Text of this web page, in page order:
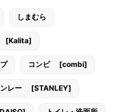
しまむら
[Kalita]
コンビ [combi]
ンレー [STANLEY]